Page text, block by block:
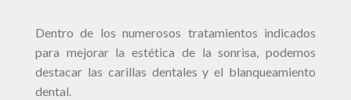
Dentro de los numerosos tratamientos indicados
para mejorar la estética de la sonrisa, podemos
destacar las carillas dentales y el blanqueamiento
dental.